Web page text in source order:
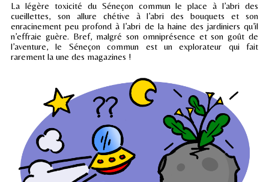
La légère toxicité du Séneçon commun le place à l’abri des
cueillettes, son allure chétive à l’abri des bouquets et son
enracinement peu profond à l’abri de la haine des jardiniers qu’il
n’effraie guère. Bref, malgré son omniprésence et son goût de
l’aventure, le Séneçon commun est un explorateur qui fait
rarement la une des magazines !